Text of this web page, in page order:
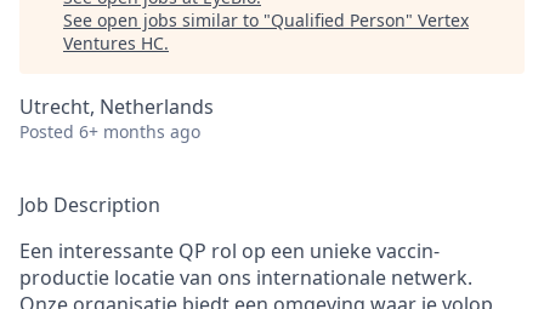
See open jobs similar to "Qualified Person" Vertex
Ventures HC.
Utrecht, Netherlands
Posted 6+ months ago
Job Description
Een interessante QP rol op een unieke vaccin-
productie locatie van ons internationale netwerk.